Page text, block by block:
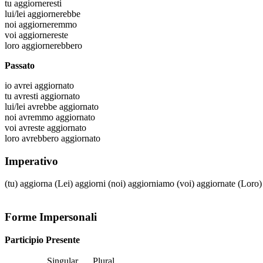
tu aggiorneresti
lui/lei aggiornerebbe
noi aggiorneremmo
voi aggiornereste
loro aggiornerebbero
Passato
io avrei aggiornato
tu avresti aggiornato
lui/lei avrebbe aggiornato
noi avremmo aggiornato
voi avreste aggiornato
loro avrebbero aggiornato
Imperativo
(tu) aggiorna (Lei) aggiorni (noi) aggiorniamo (voi) aggiornate (Loro)
Forme Impersonali
Participio Presente
Singular
Plural